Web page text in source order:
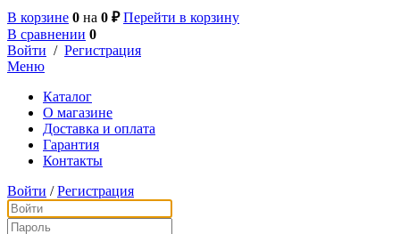
В корзине 0 на 0 ₽ Перейти в корзину
В сравнении 0
Войти / Регистрация
Меню
Каталог
О магазине
Доставка и оплата
Гарантия
Контакты
Войти / Регистрация